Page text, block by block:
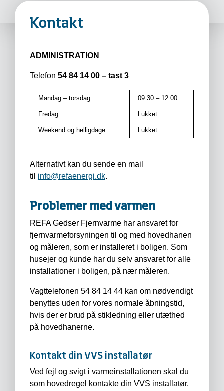
Kontakt
ADMINISTRATION
Telefon 54 84 14 00 – tast 3
Mandag – torsdag 09.30 – 12.00
Fredag Lukket
Weekend og helligdage Lukket
Alternativt kan du sende en mail
til info@refaenergi.dk.
Problemer med varmen
REFA Gedser Fjernvarme har ansvaret for
fjernvarmeforsyningen til og med hovedhanen
og måleren, som er installeret i boligen. Som
husejer og kunde har du selv ansvaret for alle
installationer i boligen, på nær måleren.
Vagttelefonen 54 84 14 44 kan om nødvendigt
benyttes uden for vores normale åbningstid,
hvis der er brud på stikledning eller utæthed
på hovedhanerne.
Kontakt din VVS installatør
Ved fejl og svigt i varmeinstallationen skal du
som hovedregel kontakte din VVS installatør.